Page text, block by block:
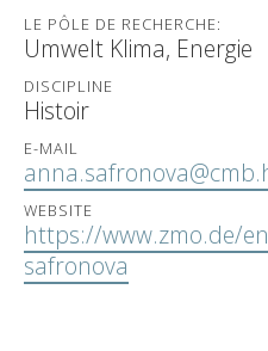
LE PÔLE DE RECHERCHE:
Umwelt Klima, Energie
DISCIPLINE
Histoir
E-MAIL
WEBSITE
https://www.zmo.de/
safronova